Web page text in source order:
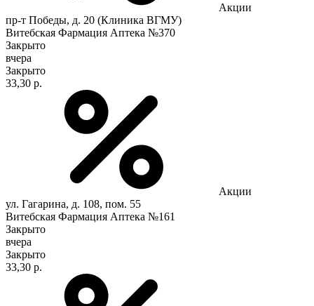
Акции
пр-т Победы, д. 20 (Клиника ВГМУ)
Витебская Фармация Аптека №370
Закрыто
вчера
Закрыто
33,30 р.
Акции
ул. Гагарина, д. 108, пом. 55
Витебская Фармация Аптека №161
Закрыто
вчера
Закрыто
33,30 р.